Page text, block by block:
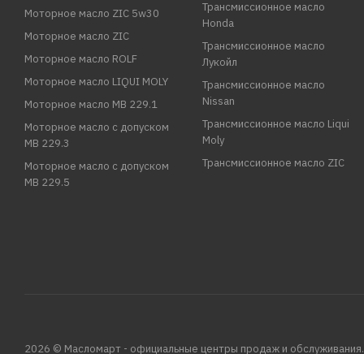
Моторное масло ZIC 5w30
Моторное масло ZIC
Моторное масло ROLF
Моторное масло LIQUI MOLY
Моторное масло MB 229.1
Моторное масло с допуском
MB 229.3
Моторное масло с допуском
MB 229.5
Трансмиссионное масло
Honda
Трансмиссионное масло
Лукойл
Трансмиссионное масло
Nissan
Трансмиссионное масло Liqui
Moly
Трансмиссионное масло ZIC
2026 © Масломарт - официальные центры продаж и обслуживания.